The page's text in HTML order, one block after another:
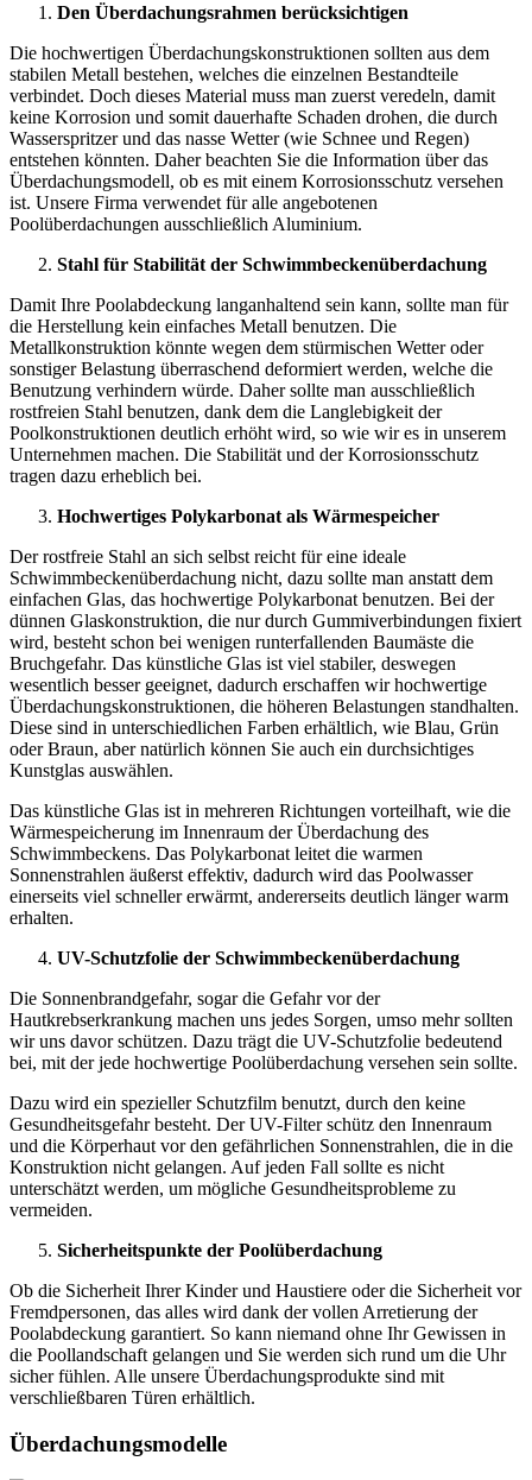
Den Überdachungsrahmen berücksichtigen
Die hochwertigen Überdachungskonstruktionen sollten aus dem
stabilen Metall bestehen, welches die einzelnen Bestandteile
verbindet. Doch dieses Material muss man zuerst veredeln, damit
keine Korrosion und somit dauerhafte Schaden drohen, die durch
Wasserspritzer und das nasse Wetter (wie Schnee und Regen)
entstehen könnten. Daher beachten Sie die Information über das
Überdachungsmodell, ob es mit einem Korrosionsschutz versehen
ist. Unsere Firma verwendet für alle angebotenen
Poolüberdachungen ausschließlich Aluminium.
Stahl für Stabilität der Schwimmbeckenüberdachung
Damit Ihre Poolabdeckung langanhaltend sein kann, sollte man für
die Herstellung kein einfaches Metall benutzen. Die
Metallkonstruktion könnte wegen dem stürmischen Wetter oder
sonstiger Belastung überraschend deformiert werden, welche die
Benutzung verhindern würde. Daher sollte man ausschließlich
rostfreien Stahl benutzen, dank dem die Langlebigkeit der
Poolkonstruktionen deutlich erhöht wird, so wie wir es in unserem
Unternehmen machen. Die Stabilität und der Korrosionsschutz
tragen dazu erheblich bei.
Hochwertiges Polykarbonat als Wärmespeicher
Der rostfreie Stahl an sich selbst reicht für eine ideale
Schwimmbeckenüberdachung nicht, dazu sollte man anstatt dem
einfachen Glas, das hochwertige Polykarbonat benutzen. Bei der
dünnen Glaskonstruktion, die nur durch Gummiverbindungen fixiert
wird, besteht schon bei wenigen runterfallenden Baumäste die
Bruchgefahr. Das künstliche Glas ist viel stabiler, deswegen
wesentlich besser geeignet, dadurch erschaffen wirhochwertige
Überdachungskonstruktionen, die höheren Belastungen standhalten.
Diese sind in unterschiedlichen Farben erhältlich, wie Blau, Grün
oder Braun, aber natürlich können Sie auch ein durchsichtiges
Kunstglas auswählen.
Das künstliche Glas ist in mehreren Richtungen vorteilhaft, wie die
Wärmespeicherung im Innenraum derÜberdachung des
Schwimmbeckens. Das Polykarbonat leitet die warmen
Sonnenstrahlen äußerst effektiv, dadurch wird das Poolwasser
einerseits viel schneller erwärmt, andererseits deutlich länger warm
erhalten.
UV-Schutzfolie der Schwimmbeckenüberdachung
Die Sonnenbrandgefahr, sogar die Gefahr vor der
Hautkrebserkrankung machen uns jedes Sorgen, umso mehr sollten
wir uns davor schützen. Dazu trägt die UV-Schutzfolie bedeutend
bei, mit der jede hochwertige Poolüberdachung versehen sein sollte.
Dazu wird ein spezieller Schutzfilm benutzt, durch den keine
Gesundheitsgefahr besteht. Der UV-Filter schütz den Innenraum
und die Körperhaut vor den gefährlichen Sonnenstrahlen, die in die
Konstruktion nicht gelangen. Auf jeden Fall sollte es nicht
unterschätzt werden, um mögliche Gesundheitsprobleme zu
vermeiden.
Sicherheitspunkte der Poolüberdachung
Ob die Sicherheit Ihrer Kinder und Haustiere oder die Sicherheit vor
Fremdpersonen, das alles wird dank der vollen Arretierung der
Poolabdeckung garantiert. So kann niemand ohne Ihr Gewissen in
die Poollandschaft gelangen und Sie werden sich rund um die Uhr
sicher fühlen. Alle unsere Überdachungsprodukte sind mit
verschließbaren Türen erhältlich.
Überdachungsmodelle